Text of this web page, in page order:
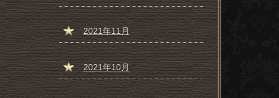
2021年11月
2021年10月